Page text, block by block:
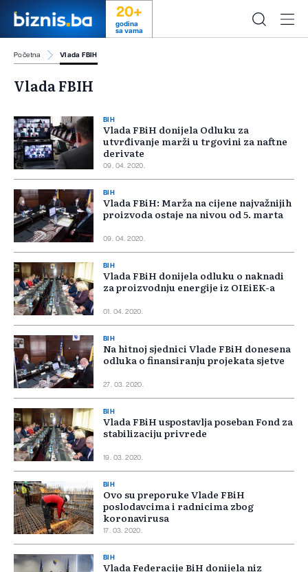
20+
godina
sa vama
Početna Vlada FBIH
Vlada FBIH
BIH
Vlada FBiH donijela Odluku za
utvrđivanje marži u trgovini za naftne
derivate
09. 04. 2020.
BIH
Vlada FBiH: Marža na cijene najvažnijih
proizvoda ostaje na nivou od 5. marta
09. 04. 2020.
BIH
Vlada FBiH donijela odluku o naknadi
za proizvodnju energije iz OIEiEK-a
01. 04. 2020.
BIH
Na hitnoj sjednici Vlade FBiH donesena
odluka o finansiranju projekata sjetve
27. 03. 2020.
BIH
Vlada FBiH uspostavlja poseban Fond za
stabilizaciju privrede
19. 03. 2020.
BIH
Ovo su preporuke Vlade FBiH
poslodavcima i radnicima zbog
koronavirusa
17. 03. 2020.
BIH
Vlada Federacije BiH donijela niz